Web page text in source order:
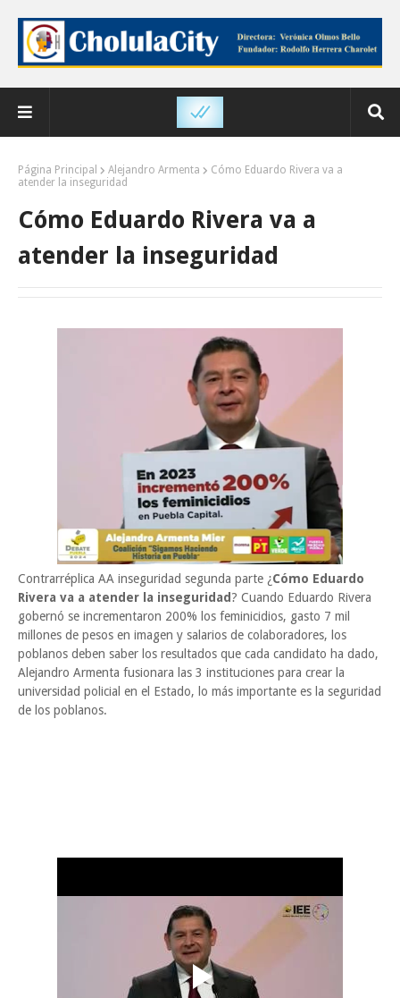
Página Principal Alejandro Armenta
Cómo Eduardo Rivera va a
atender la inseguridad
Cómo Eduardo Rivera va a
atender la inseguridad
Contrarréplica AA inseguridad segunda parte ¿Cómo Eduardo
Rivera va a atender la inseguridad ? Cuando Eduardo Rivera
gobernó se incrementaron 200% los feminicidios, gasto 7 mil
millones de pesos en imagen y salarios de colaboradores, los
poblanos deben saber los resultados que cada candidato ha dado,
Alejandro Armenta fusionara las 3 instituciones para crear la
universidad policial en el Estado, lo más importante es la seguridad
de los poblanos.